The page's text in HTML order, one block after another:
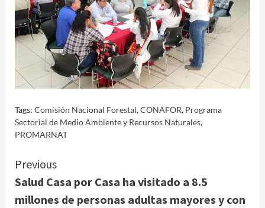
Tags: Comisión Nacional Forestal,CONAFOR, Programa
Sectorial de Medio Ambiente y Recursos Naturales,
PROMARNAT
Continue
Reading
Previous
Salud Casa por Casa ha visitado a 8.5
millones de personas adultas mayores y con